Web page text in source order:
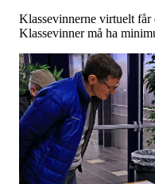
Klassevinnerne virtuelt får
Klassevinner må ha